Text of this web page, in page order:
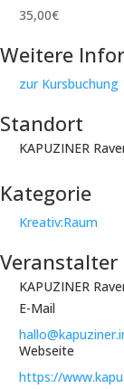
35,00€
Weitere
zur Kursbuchung
Standort
KAPUZINER
Kategorie
Kreativ:Raum
Veranstalter
KAPUZINER
E-Mail
Webseite
https://